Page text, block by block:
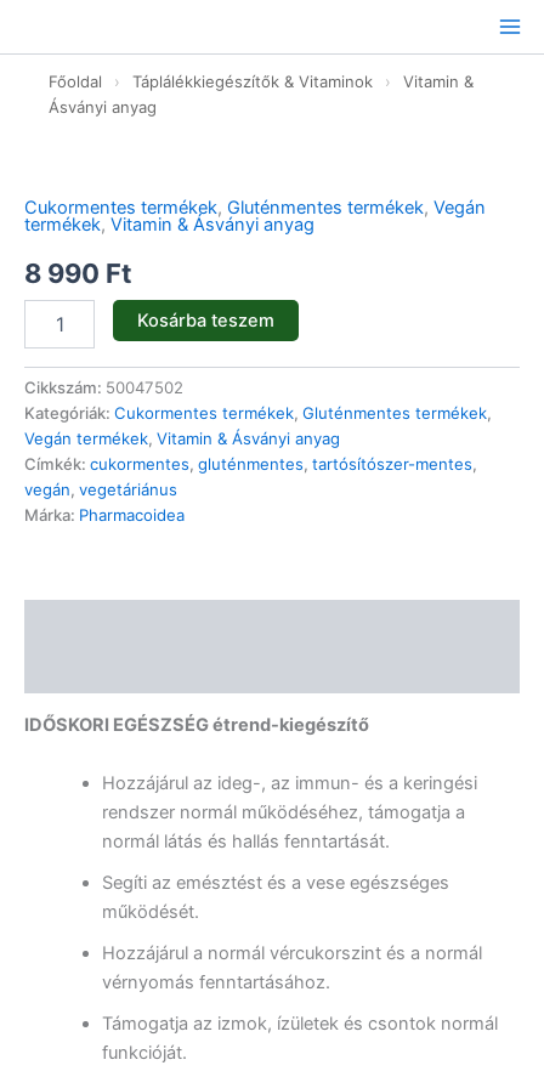
tartalomhoz
Főoldal › Táplálékkiegészítők & Vitaminok ›
Vitamin &
Ásványi anyag
Cukormentes termékek, Gluténmentes termékek, Vegán
termékek, Vitamin & Ásványi anyag
8 990 Ft
-
mennyiség
Kosárba teszem
Cikkszám: 50047502
Kategóriák: Cukormentes termékek, Gluténmentes termékek,
Vegán termékek, Vitamin & Ásványi anyag
Címkék: cukormentes, gluténmentes, tartósítószer-mentes,
vegán, vegetáriánus
Márka: Pharmacoidea
IDŐSKORI EGÉSZSÉG étrend-kiegészítő
Hozzájárul az ideg-, az immun- és a keringési
rendszer normál működéséhez, támogatja a
normál látás és hallás fenntartását.
Segíti az emésztést és a vese egészséges
működését.
Hozzájárul a normál vércukorszint és a normál
vérnyomás fenntartásához.
Támogatja az izmok, ízületek és csontok normál
funkcióját.